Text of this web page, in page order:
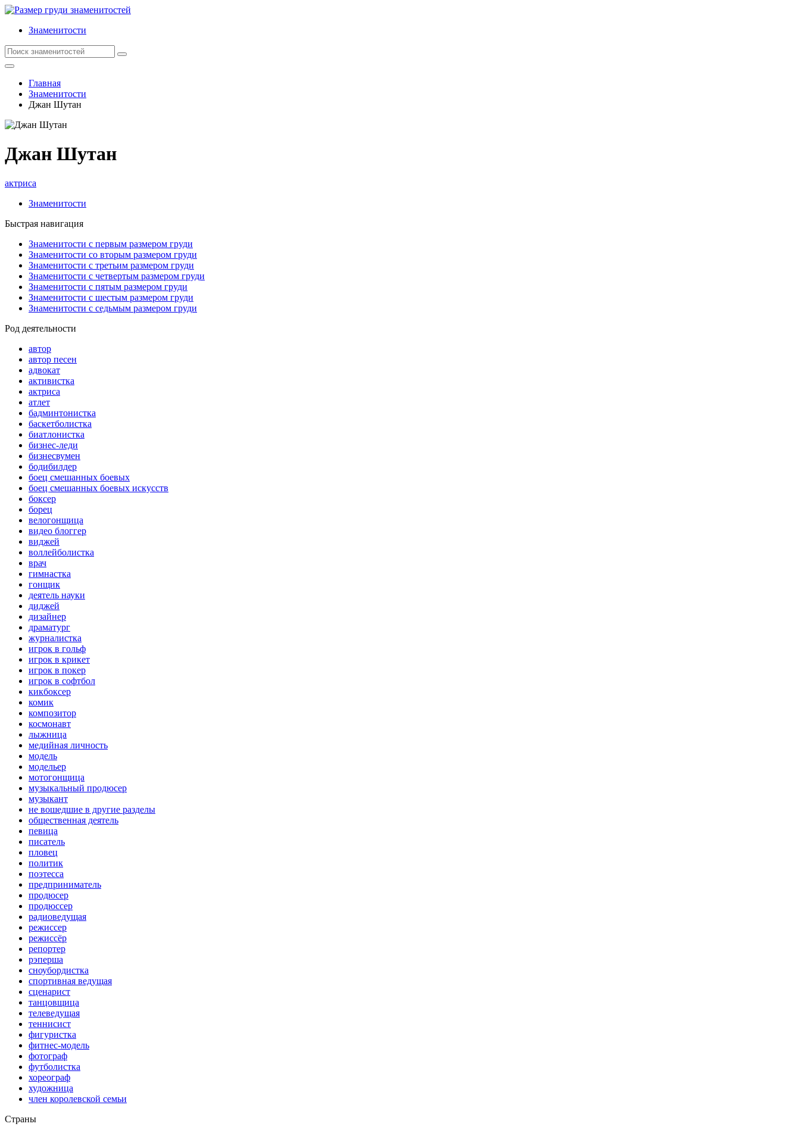
Знаменитости
Главная
Знаменитости
Джан Шутан
Джан Шутан
актриса
Знаменитости
Быстрая навигация
Знаменитости с первым размером груди
Знаменитости со вторым размером груди
Знаменитости с третьим размером груди
Знаменитости с четвертым размером груди
Знаменитости с пятым размером груди
Знаменитости с шестым размером груди
Знаменитости с седьмым размером груди
Род деятельности
автор
автор песен
адвокат
активистка
актриса
атлет
бадминтонистка
баскетболистка
биатлонистка
бизнес-леди
бизнесвумен
бодибилдер
боец смешанных боевых
боец смешанных боевых искусств
боксер
борец
велогонщица
видео блоггер
виджей
воллейболистка
врач
гимнастка
гонщик
деятель науки
диджей
дизайнер
драматург
журналистка
игрок в гольф
игрок в крикет
игрок в покер
игрок в софтбол
кикбоксер
комик
композитор
космонавт
лыжница
медийная личность
модель
модельер
мотогонщица
музыкальный продюсер
музыкант
не вошедшие в другие разделы
общественная деятель
певица
писатель
пловец
политик
поэтесса
предприниматель
продюсер
продюссер
радиоведущая
режиссер
режиссёр
репортер
рэперша
сноубордистка
спортивная ведущая
сценарист
танцовщица
телеведущая
теннисист
фигуристка
фитнес-модель
фотограф
футболистка
хореограф
художница
член королевской семьи
Страны